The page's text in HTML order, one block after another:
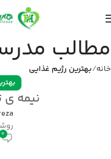
مطالب
خانه بهترین رژیم غذایی
نیمه ی
0